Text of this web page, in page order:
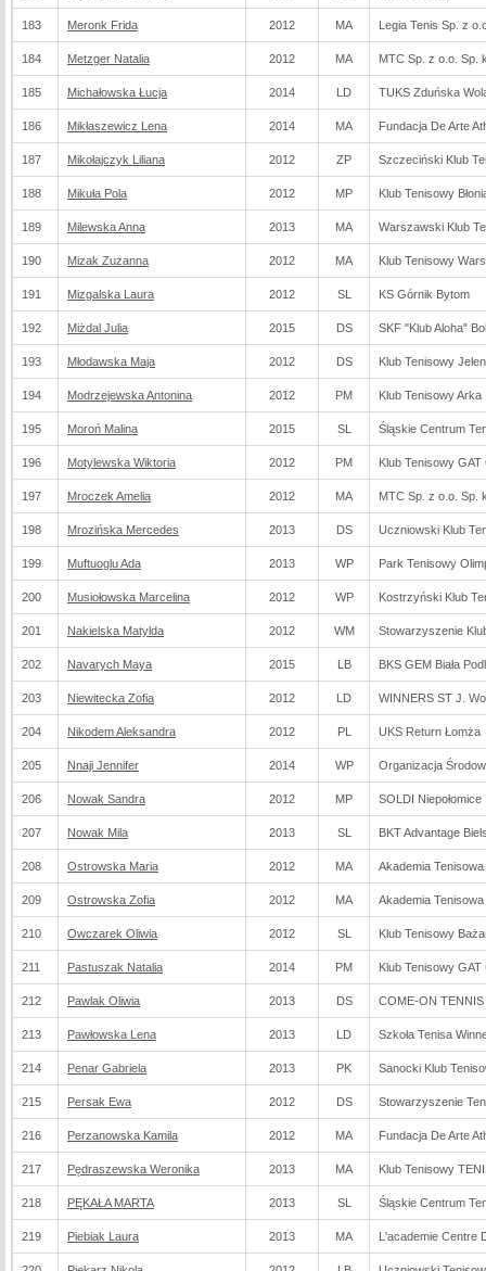
183 Meronk Frida 2012 MA Legia Tenis Sp. z
184 Metzger Natalia 2012 MA MTC Sp. z o.o. Sp.
185 Michałowska Łucja 2014 LD TUKS Zduńska
186 Mikłaszewicz Lena 2014 MA Fundacja De Arte
187 Mikołajczyk Liliana 2012 ZP Szczeciński Klub
188 Mikuła Pola 2012 MP Klub Tenisowy
189 Milewska Anna 2013 MA Warszawski Klub
190 Mizak Zuzanna 2012 MA Klub Tenisowy
191 Mizgalska Laura 2012 SL KS Górnik Bytom
192 Miżdal Julia 2015 DS SKF "Klub Aloha"
193 Młodawska Maja 2012 DS Klub Tenisowy
194 Modrzejewska Antonina 2012 PM Klub Tenisowy Arka
195 Moroń Malina 2015 SL Śląskie Centrum
196 Motylewska Wiktoria 2012 PM Klub Tenisowy
197 Mroczek Amelia 2012 MA MTC Sp. z o.o. Sp.
198 Mrozińska Mercedes 2013 DS Uczniowski Klub
199 Muftuoglu Ada 2013 WP Park Tenisowy
200 Musiołowska Marcelina 2012 WP Kostrzyński Klub
201 Nakielska Matylda 2012 WM Stowarzyszenie
202 Navarych Maya 2015 LB BKS GEM Biała
203 Niewitecka Zofia 2012 LD WINNERS ST J.
204 Nikodem Aleksandra 2012 PL UKS Return Łomża
205 Nnaji Jennifer 2014 WP Organizacja
206 Nowak Sandra 2012 MP SOLDI Niepołomice
207 Nowak Mila 2013 SL BKT Advantage
208 Ostrowska Maria 2012 MA Akademia
209 Ostrowska Zofia 2012 MA Akademia
210 Owczarek Oliwia 2012 SL Klub Tenisowy
211 Pastuszak Natalia 2014 PM Klub Tenisowy
212 Pawlak Oliwia 2013 DS COME-ON
213 Pawłowska Lena 2013 LD Szkoła Tenisa
214 Penar Gabriela 2013 PK Sanocki Klub
215 Persak Ewa 2012 DS Stowarzyszenie
216 Perzanowska Kamila 2012 MA Fundacja De Arte
217 Pędraszewska Weronika 2013 MA Klub Tenisowy
218 PĘKAŁA MARTA 2013 SL Śląskie Centrum
219 Piebiak Laura 2013 MA L'academie Centre